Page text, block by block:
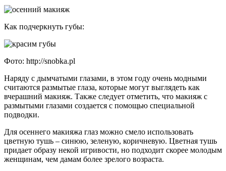
Как подчеркнуть губы:
Фото: http://snobka.pl
Наряду с дымчатыми глазами, в этом году очень модными
считаются размытые глаза, которые могут выглядеть как
вчерашний макияж. Также следует отметить, что макияж с
размытыми глазами создается с помощью специальной
подводки.
Для осеннего макияжа глаз можно смело использовать
цветную тушь – синюю, зеленую, коричневую. Цветная тушь
придает образу некой игривости, но подходит скорее молодым
женщинам, чем дамам более зрелого возраста.